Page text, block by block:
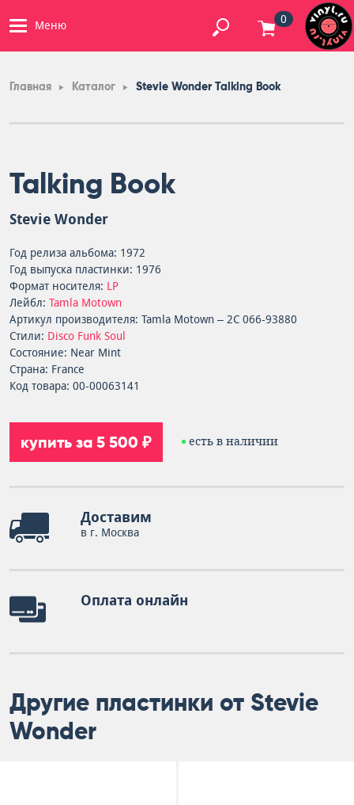
Меню 0
Главная Каталог Stevie Wonder Talking Book
Talking Book
Stevie Wonder
Год релиза альбома: 1972
Год выпуска пластинки: 1976
Формат носителя: LP
Лейбл: Tamla Motown
Артикул производителя: Tamla Motown – 2C 066-93880
Стили: Disco Funk Soul
Состояние: Near Mint
Страна: France
Код товара: 00-00063141
купить за 5 500 ₽ есть в наличии
Доставим
в г. Москва
Оплата онлайн
Другие пластинки от Stevie
Wonder